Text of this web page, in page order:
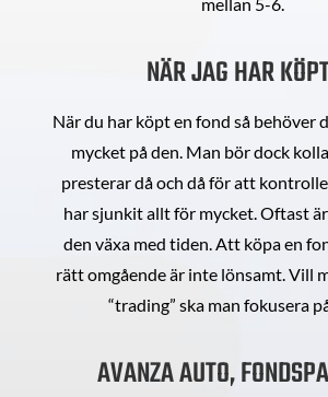
NÄR JAG HAR
När du har köpt en fond så behöver
mycket på den. Man bör dock
presterar då och då för att
har sjunkit allt för mycket. Oftast
den växa med tiden. Att köpa en
rätt omgående är inte lönsamt. Vill
“trading” ska man fokusera
AVANZA AUTO,